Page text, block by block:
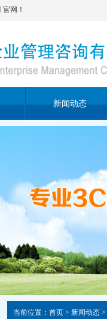
官网！
新闻动态
当前位置： 首页 > 新闻动态 >